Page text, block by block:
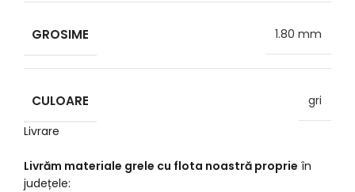
GROSIME 1.80 mm
CULOARE
gri
Livrare
Livrăm materiale grele cu flota noastră proprie în
județele: